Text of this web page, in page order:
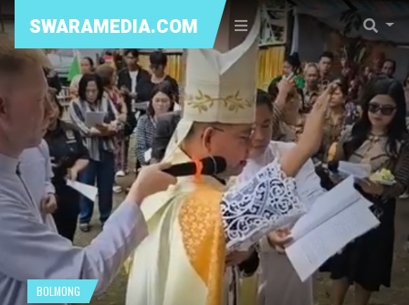
SWARAMEDIA.COM
BOLMONG